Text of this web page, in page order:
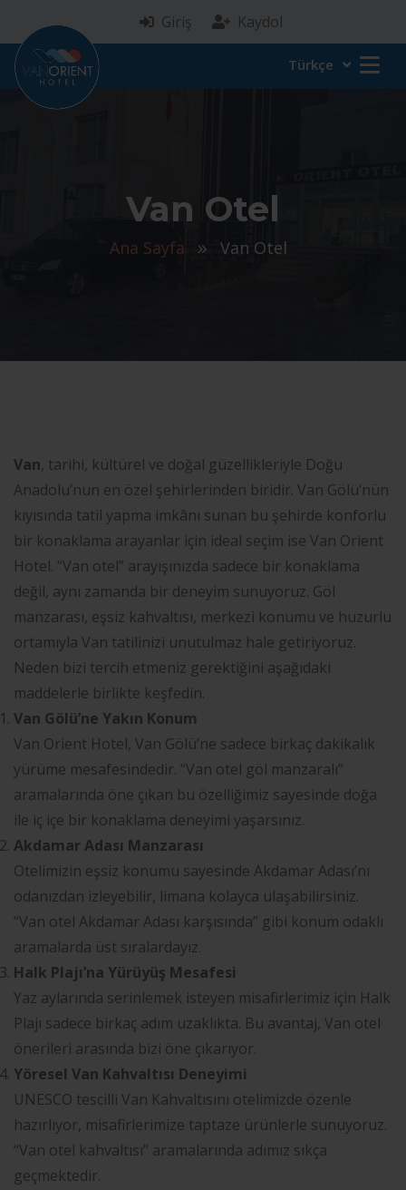
Giriş Kaydol
Türkçe
Van Otel
Ana Sayfa Van Otel
Van, tarihi, kültürel ve doğal güzellikleriyle Doğu
Anadolu’nun en özel şehirlerinden biridir. Van Gölü’nün
kıyısında tatil yapma imkânı sunan bu şehirde konforlu
bir konaklama arayanlar için ideal seçim ise Van Orient
Hotel. “Van otel” arayışınızda sadece bir konaklama
değil, aynı zamanda bir deneyim sunuyoruz. Göl
manzarası, eşsiz kahvaltısı, merkezi konumu ve huzurlu
ortamıyla Van tatilinizi unutulmaz hale getiriyoruz.
Neden bizi tercih etmeniz gerektiğini aşağıdaki
maddelerle birlikte keşfedin.
Van Gölü’ne Yakın Konum
Van Orient Hotel, Van Gölü’ne sadece birkaç dakikalık
yürüme mesafesindedir. “Van otel göl manzaralı”
aramalarında öne çıkan bu özelliğimiz sayesinde doğa
ile iç içe bir konaklama deneyimi yaşarsınız.
Akdamar Adası Manzarası
Otelimizin eşsiz konumu sayesinde Akdamar Adası’nı
odanızdan izleyebilir, limana kolayca ulaşabilirsiniz.
“Van otel Akdamar Adası karşısında” gibi konum odaklı
aramalarda üst sıralardayız.
Halk Plajı’na Yürüyüş Mesafesi
Yaz aylarında serinlemek isteyen misafirlerimiz için Halk
Plajı sadece birkaç adım uzaklıkta. Bu avantaj, Van otel
önerileri arasında bizi öne çıkarıyor.
Yöresel Van Kahvaltısı Deneyimi
UNESCO tescilli Van Kahvaltısını otelimizde özenle
hazırlıyor, misafirlerimize taptaze ürünlerle sunuyoruz.
“Van otel kahvaltısı” aramalarında adımız sıkça
geçmektedir.